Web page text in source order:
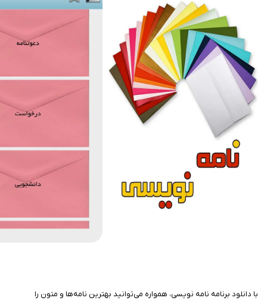
با دانلود برنامه نامه نویسی، همواره می‌توانید بهترین نامه‌ها و متون را